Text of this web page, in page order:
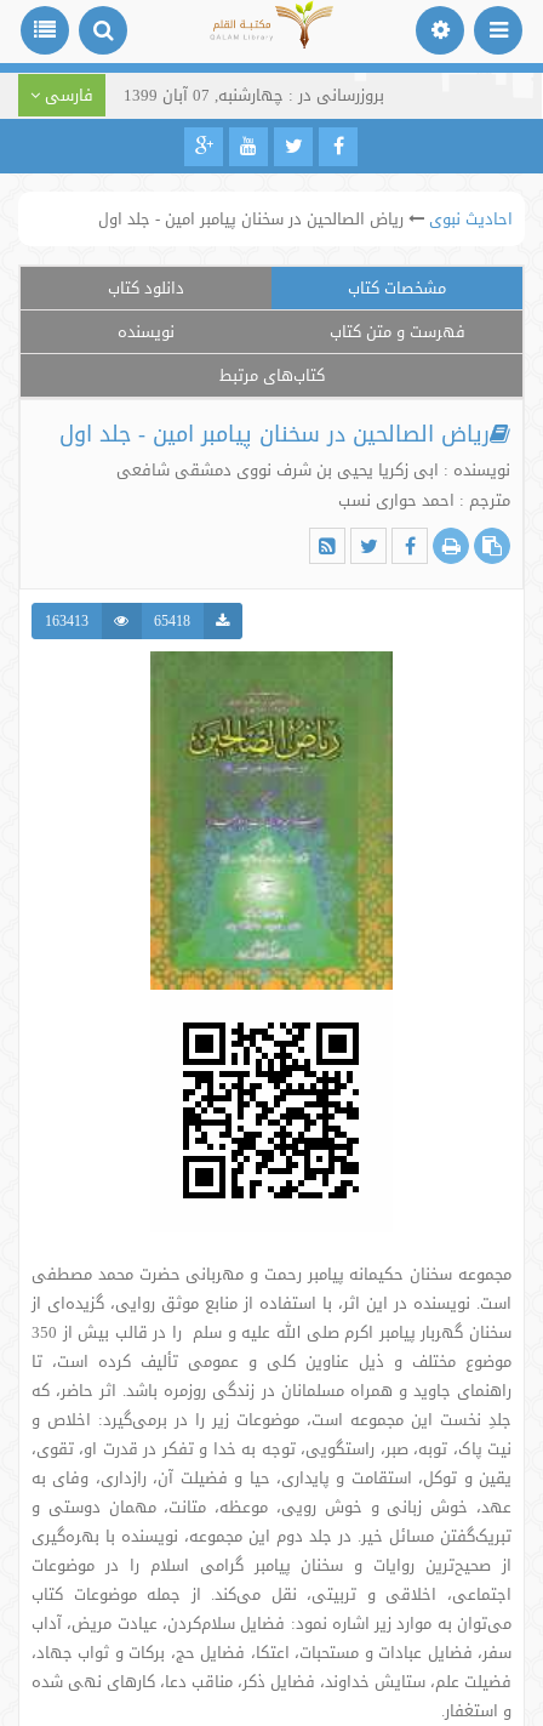
بروزرسانی در : چهارشنبه, 07 آبان 1399 فارسی
احادیث نبوی ریاض الصالحین در سخنان پیامبر امین - جلد اول
مشخصات کتاب
دانلود کتاب
فهرست و متن کتاب
نویسنده
کتاب‌های مرتبط
ریاض الصالحین در سخنان پیامبر امین - جلد اول
نویسنده : ابی زکریا یحیی بن شرف نووی دمشقی شافعی
مترجم : احمد حواری نسب
65418
163413
مجموعه سخنان حکیمانه پیامبر رحمت و مهربانی حضرت محمد مصطفی
است. نویسنده در این اثر، با استفاده از منابع موثق روایی، گزیده‌ای از
سخنان گهربار پیامبر اکرم صلی الله علیه و سلم را در قالب بیش از 350
موضوع مختلف و ذیل عناوین کلی و عمومی تألیف کرده است، تا
راهنمای جاوید و همراه مسلمانان در زندگی روزمره باشد. اثر حاضر، که
جلدِ نخست این مجموعه است، موضوعات زیر را در برمی‌گیرد: اخلاص و
نیت پاک، توبه، صبر، راستگویی، توجه به خدا و تفکر در قدرت او، تقوی،
یقین و توکل، استقامت و پایداری، حیا و فضیلت آن، رازداری، وفای به
عهد، خوش زبانی و خوش رویی، موعظه، متانت، مهمان دوستی و
تبریک‌گفتن مسائل خیر. در جلد دوم این مجموعه، نویسنده با بهره‌گیری
از صحیح‌ترین روایات و سخنان پیامبر گرامی اسلام را در موضوعات
اجتماعی، اخلاقی و تربیتی، نقل می‌کند. از جمله موضوعات کتاب
می‌توان به موارد زیر اشاره نمود: فضایل سلام‌کردن، عیادت مریض، آداب
سفر، فضایل عبادات و مستحبات، اعتکا، فضایل حج، برکات و ثواب جهاد،
فضیلت علم، ستایش خداوند، فضایل ذکر، مناقب دعا، کارهای نهی شده
و استغفار.